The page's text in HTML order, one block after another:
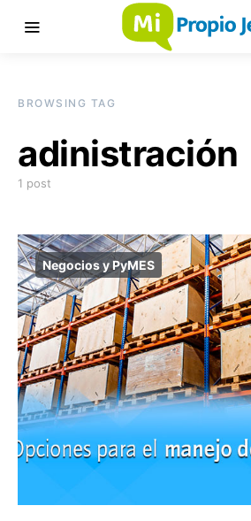
BROWSING TAG
adinistración
1 post
Negocios y PyMES